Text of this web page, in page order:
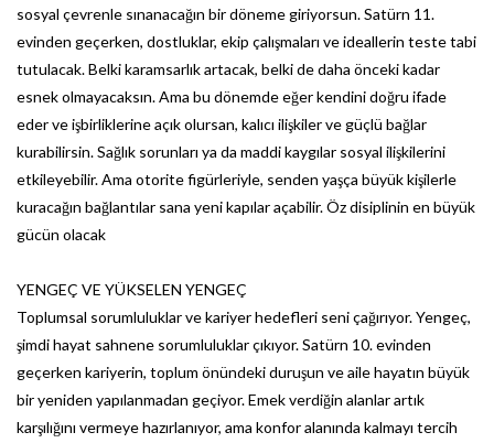
sosyal çevrenle sınanacağın bir döneme giriyorsun. Satürn 11.
evinden geçerken, dostluklar, ekip çalışmaları ve ideallerin teste tabi
tutulacak. Belki karamsarlık artacak, belki de daha önceki kadar
esnek olmayacaksın. Ama bu dönemde eğer kendini doğru ifade
eder ve işbirliklerine açık olursan, kalıcı ilişkiler ve güçlü bağlar
kurabilirsin. Sağlık sorunları ya da maddi kaygılar sosyal ilişkilerini
etkileyebilir. Ama otorite figürleriyle, senden yaşça büyük kişilerle
kuracağın bağlantılar sana yeni kapılar açabilir. Öz disiplinin en büyük
gücün olacak
YENGEÇ VE YÜKSELEN YENGEÇ
Toplumsal sorumluluklar ve kariyer hedefleri seni çağırıyor. Yengeç,
şimdi hayat sahnene sorumluluklar çıkıyor. Satürn 10. evinden
geçerken kariyerin, toplum önündeki duruşun ve aile hayatın büyük
bir yeniden yapılanmadan geçiyor. Emek verdiğin alanlar artık
karşılığını vermeye hazırlanıyor, ama konfor alanında kalmayı tercih